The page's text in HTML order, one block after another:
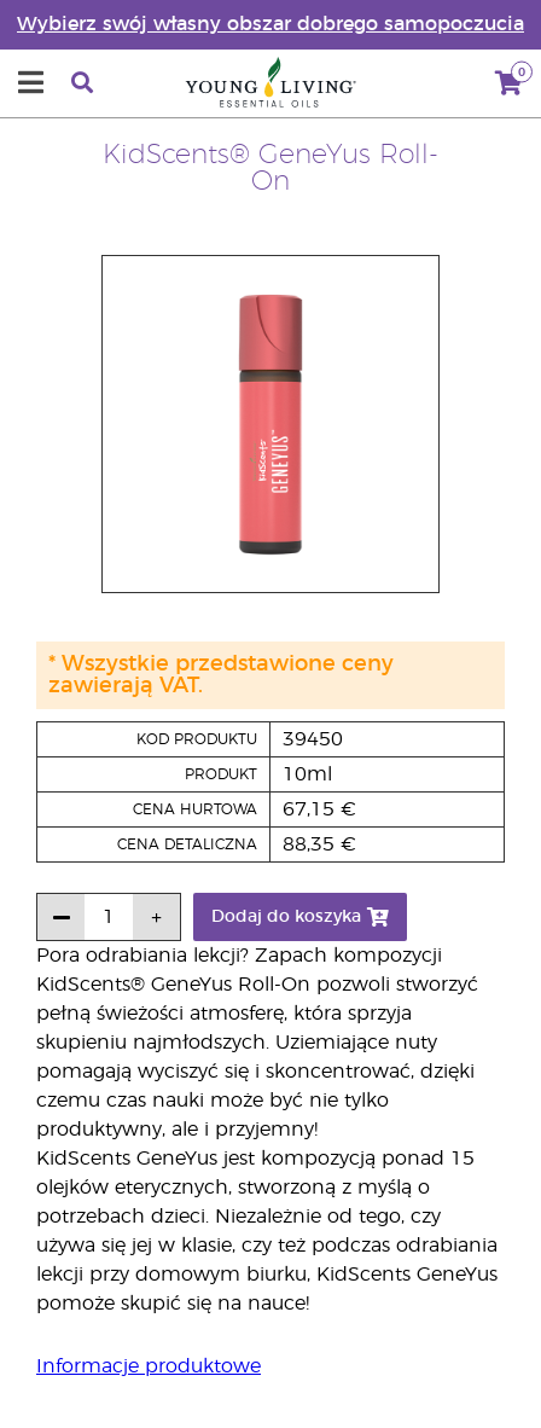
Wybierz swój własny obszar dobrego samopoczucia
0
KidScents® GeneYus Roll-
On
Pora odrabiania lekcji? Zapach kompozycji
KidScents® GeneYus Roll-On pozwoli stworzyć
pełną świeżości atmosferę, która sprzyja
skupieniu najmłodszych. Uziemiające nuty
pomagają wyciszyć się i skoncentrować, dzięki
czemu czas nauki może być nie tylko
produktywny, ale i przyjemny!
KidScents GeneYus jest kompozycją ponad 15
olejków eterycznych, stworzoną z myślą o
potrzebach dzieci. Niezależnie od tego, czy
używa się jej w klasie, czy też podczas odrabiania
lekcji przy domowym biurku, KidScents GeneYus
pomoże skupić się na nauce!
Informacje produktowe
KOD PRODUKTU 39450
PRODUKT 10ml
CENA HURTOWA 67,15 €
CENA DETALICZNA 88,35 €
Dodaj do koszyka
* Wszystkie przedstawione ceny
zawierają VAT.